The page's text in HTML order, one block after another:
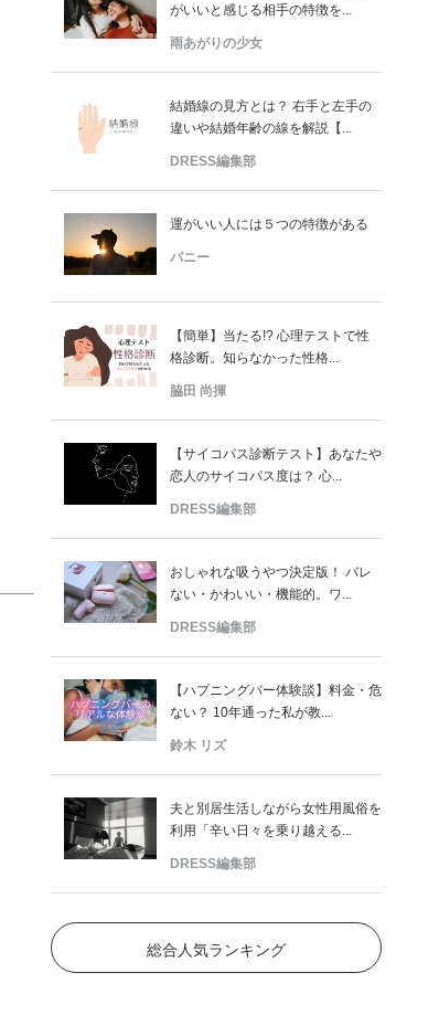
がいいと感じる相手の特徴を...
雨あがりの少女
結婚線の見方とは？ 右手と左手の
違いや結婚年齢の線を解説【...
DRESS編集部
運がいい人には５つの特徴がある
バニー
【簡単】当たる!? 心理テストで性
格診断。知らなかった性格...
脇田 尚揮
【サイコパス診断テスト】あなたや
恋人のサイコパス度は？ 心...
DRESS編集部
おしゃれな吸うやつ決定版！ バレ
ない・かわいい・機能的。ワ...
DRESS編集部
【ハプニングバー体験談】料金・危
ない？ 10年通った私が教...
鈴木 リズ
夫と別居生活しながら女性用風俗を
利用「辛い日々を乗り越える...
DRESS編集部
総合人気ランキング